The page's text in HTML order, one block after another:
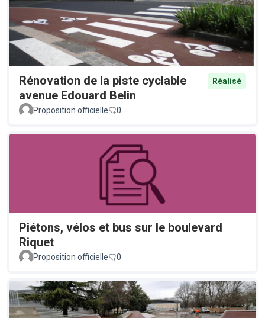
Rénovation de la piste cyclable
avenue Edouard Belin
Réalisé
Proposition officielle 0
Piétons, vélos et bus sur le boulevard
Riquet
Proposition officielle 0